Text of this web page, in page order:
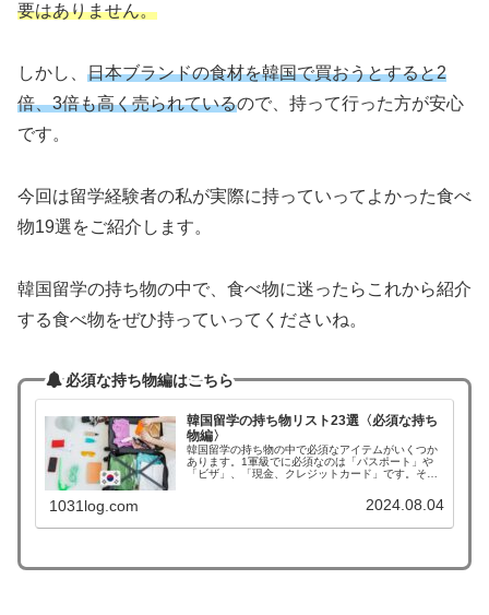
要はありません。
しかし、 日本ブランドの食材を韓国で買おうとすると2
倍、3倍も高く売られているので、持って行った方が安心
です。
今回は留学経験者の私が実際に持っていってよかった食べ
物19選をご紹介します。
韓国留学の持ち物の中で、食べ物に迷ったらこれから紹介
する食べ物をぜひ持っていってくださいね。
必須な持ち物編はこちら
韓国留学の持ち物リスト23選〈必須な持ち
物編〉
韓国留学の持ち物の中で必須なアイテムがいくつか
あります。1軍級でに必須なのは「パスポート」や
「ビザ」、「現金、クレジットカード」です。その
どが必要です。今期は最低限持って行くべきアイテ
1031log.com 2024.08.04